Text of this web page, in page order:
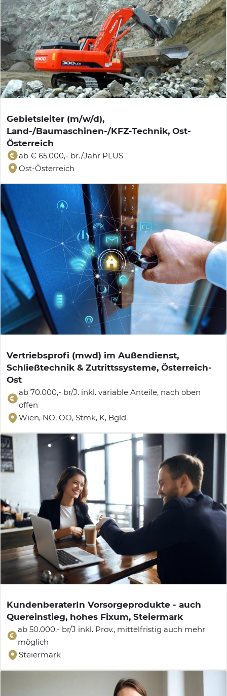
Gebietsleiter (m/w/d),
Land-/Baumaschinen-/KFZ-Technik, Ost-
Österreich
ab € 65.000,- br./Jahr PLUS
Ost-Österreich
Vertriebsprofi (mwd) im Außendienst,
Schließtechnik & Zutrittssysteme, Österreich-
Ost
ab 70.000,- br/J. inkl. variable Anteile, nach oben
offen
Wien, NÖ, OÖ, Stmk, K, Bgld.
KundenberaterIn Vorsorgeprodukte - auch
Quereinstieg, hohes Fixum, Steiermark
ab 50.000,- br/J inkl. Prov., mittelfristig auch mehr
möglich
Steiermark